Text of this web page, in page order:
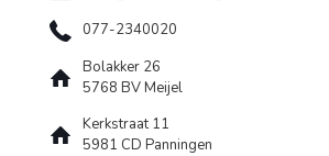
077-2340020
Bolakker 26
5768 BV Meijel
Kerkstraat 11
5981 CD Panningen